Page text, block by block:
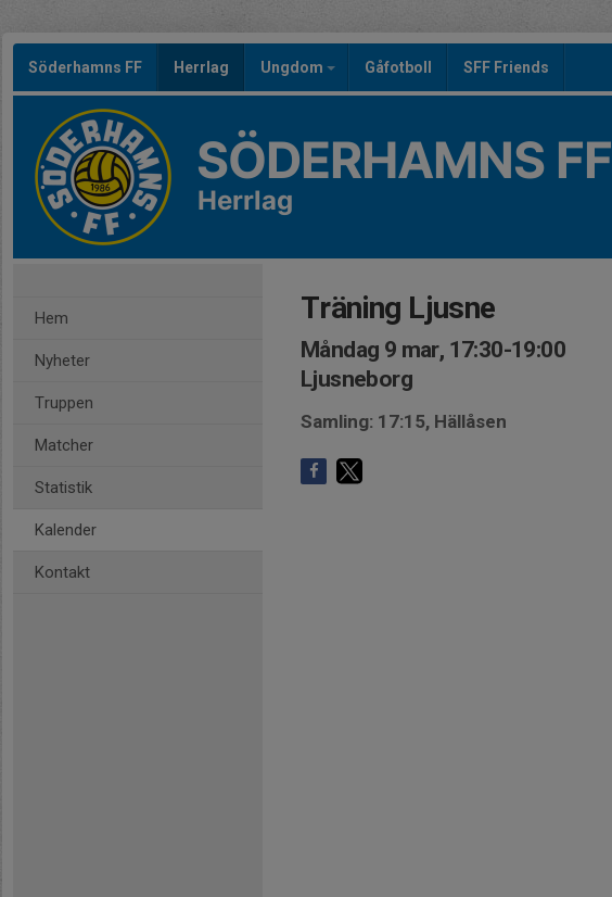
Söderhamns FF Herrlag Ungdom Gåfotboll SFF Friends
SÖDERHAMNS FF
Herrlag
Hem
Nyheter
Truppen
Matcher
Statistik
Kalender
Kontakt
Träning Ljusne
Måndag 9 mar, 17:30-19:00
Ljusneborg
Samling: 17:15, Hällåsen